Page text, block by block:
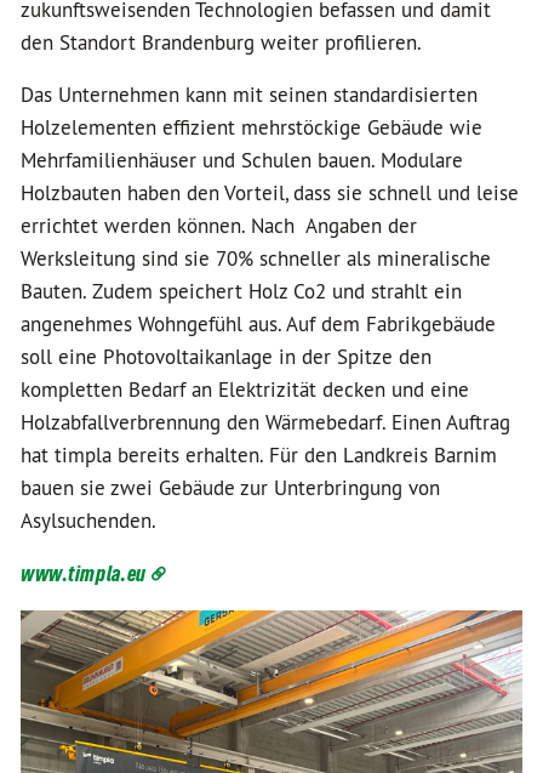
zukunftsweisenden Technologien befassen und damit
den Standort Brandenburg weiter profilieren.
Das Unternehmen kann mit seinen standardisierten
Holzelementen effizient mehrstöckige Gebäude wie
Mehrfamilienhäuser und Schulen bauen. Modulare
Holzbauten haben den Vorteil, dass sie schnell und leise
errichtet werden können. Nach Angaben der
Werksleitung sind sie 70% schneller als mineralische
Bauten. Zudem speichert Holz Co2 und strahlt ein
angenehmes Wohngefühl aus. Auf dem Fabrikgebäude
soll eine Photovoltaikanlage in der Spitze den
kompletten Bedarf an Elektrizität decken und eine
Holzabfallverbrennung den Wärmebedarf. Einen Auftrag
hat timpla bereits erhalten. Für den Landkreis Barnim
bauen sie zwei Gebäude zur Unterbringung von
Asylsuchenden.
www.timpla.eu